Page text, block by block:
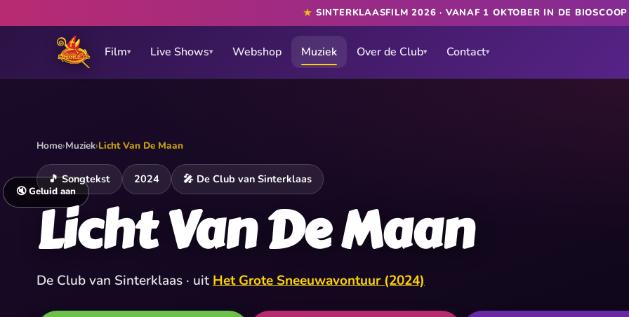
★ SINTERKLAASFILM 2026 · VANAF 1 OKTOBER IN DE
Film▾ Live Shows▾ Webshop Muziek Over de Club▾ Contact▾
🔇 Geluid aan
Home›Muziek›Licht Van De Maan
🎵 Songtekst 2024 🎤 De Club van Sinterklaas
Licht Van De Maan
De Club van Sinterklaas · uit Het Grote Sneeuwavontuur (2024)